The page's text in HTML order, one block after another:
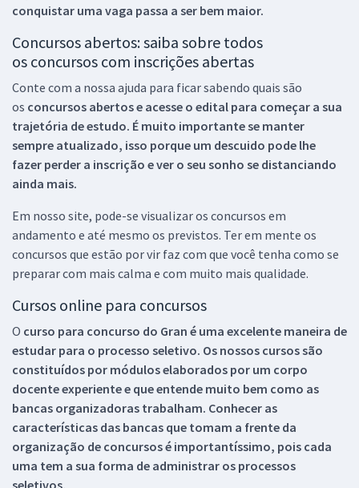
conquistar uma vaga passa a ser bem maior.
Concursos abertos: saiba sobre todos
os concursos com inscrições abertas
Conte com a nossa ajuda para ficar sabendo quais são
os concursos abertos e acesse o edital para começar a sua
trajetória de estudo. É muito importante se manter
sempre atualizado, isso porque um descuido pode lhe
fazer perder a inscrição e ver o seu sonho se distanciando
ainda mais.
Em nosso site, pode-se visualizar os concursos em
andamento e até mesmo os previstos. Ter em mente os
concursos que estão por vir faz com que você tenha como se
preparar com mais calma e com muito mais qualidade.
Cursos online para concursos
O curso para concurso do Gran é uma excelente maneira de
estudar para o processo seletivo. Os nossos cursos são
constituídos por módulos elaborados por um corpo
docente experiente e que entende muito bem como as
bancas organizadoras trabalham. Conhecer as
características das bancas que tomam a frente da
organização de concursos é importantíssimo, pois cada
uma tem a sua forma de administrar os processos
seletivos.